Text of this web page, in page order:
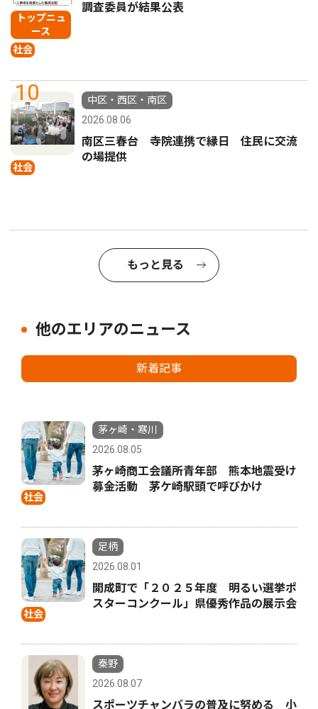
トップニュ
ース
社会
調査委員が結果公表
10
社会
中区・西区・南区
2026.08.06
南区三春台 寺院連携で縁日 住民に交流
の場提供
もっと見る
他のエリアのニュース
新着記事
社会
茅ヶ崎・寒川
2026.08.05
茅ヶ崎商工会議所青年部 熊本地震受け
募金活動 茅ケ崎駅頭で呼びかけ
社会
足柄
2026.08.01
開成町で「２０２５年度 明るい選挙ポ
スターコンクール」県優秀作品の展示会
秦野
2026.08.07
スポーツチャンバラの普及に努める 小